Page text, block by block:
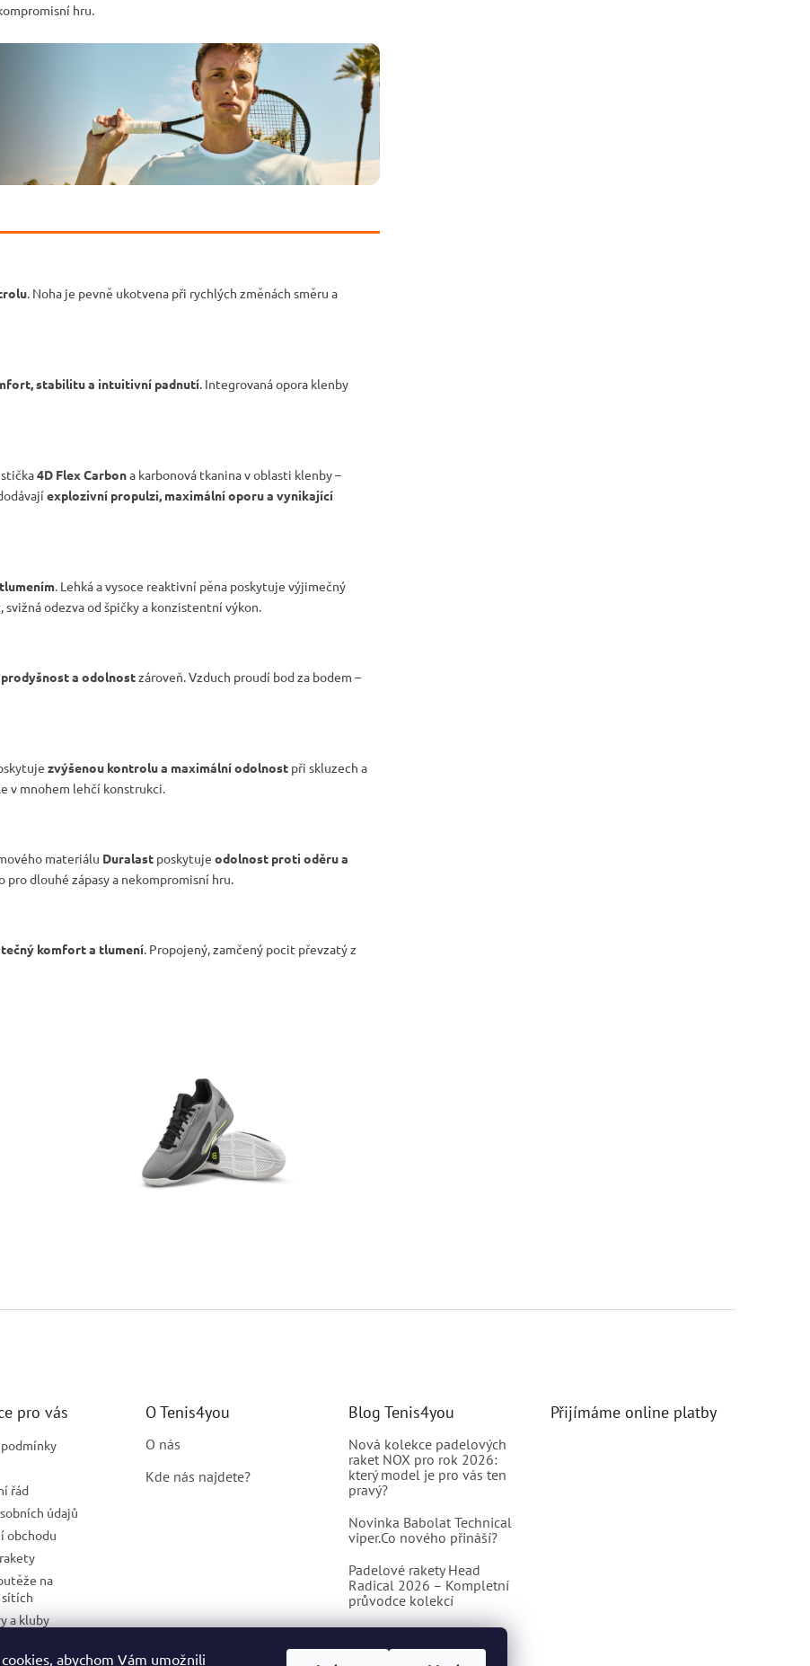
abychom Vám umožnili
hru.
. Noha je pevně ukotvena při rychlých změnách směru a
stabilitu a intuitivní padnutí. Integrovaná opora klenby
4D Flex Carbona karbonová tkanina v oblasti klenby –
explozivní propulzi, maximální oporu a vynikající
. Lehká a vysoce reaktivní pěna poskytuje výjimečný
odezva od špičky a konzistentní výkon.
prodyšnost a odolnostzároveň. Vzduch proudí bod za bodem –
zvýšenou kontrolu a maximální odolnost při skluzech a
v mnohem lehčí konstrukci.
materiálu Duralast poskytuje odolnost proti oděru a
pro dlouhé zápasy a nekompromisní hru.
komfort a tlumení. Propojený, zamčený pocit převzatý z
pro vás
řád
údajů
obchodu
na
a kluby
O Tenis4you
O nás
Kde nás najdete?
Blog Tenis4you
Nová kolekce padelových
raket NOX pro rok 2026:
který model je pro vás ten
pravý?
Novinka Babolat Technical
viper.Co nového přináší?
Padelové rakety Head
Radical 2026 – Kompletní
průvodce kolekcí
Přijímáme online platby